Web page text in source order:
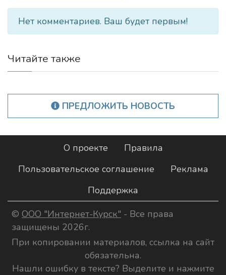
Нет комментариев. Ваш будет первым!
Читайте также
ПРЕДЛОЖИТЬ НОВОСТЬ
О проекте
Правила
Пользовательское соглашение
Реклама
Поддержка
© ООО "Интернет-Курск" - Все права
защищены 2026г.
При копировании материалов, ссылка на сайт
обязательна.
Нашли ошибку в тексте? Выделите и нажмите